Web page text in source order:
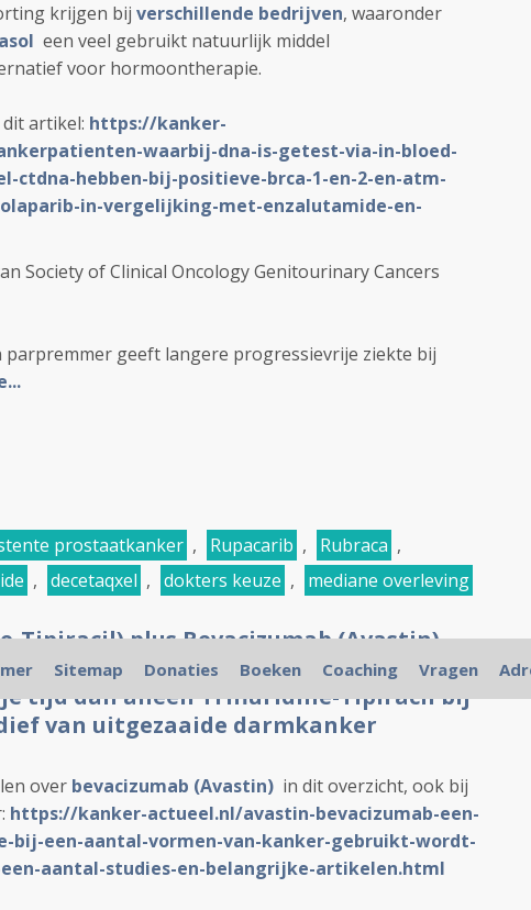
krijgen bij verschillende bedrijven, waaronder
een veel gebruikt natuurlijk middel
voor hormoontherapie.
artikel: https://kanker-
waarbij-dna-is-getest-via-in-bloed-
ctdna-hebben-bij-positieve-brca-1-en-2-en-atm-
in-vergelijking-met-enzalutamide-en-
Society of Clinical Oncology Genitourinary Cancers
parpremmer geeft langere progressievrije ziekte bij
prostaatkanker , Rupacarib , Rubraca ,
, decetaqxel , dokters keuze , mediane overleving
Tipiracil) plus Bevacizumab (Avastin)
overall overleving en
tijd dan alleen Trifluridine-Tipiracil bij
van uitgezaaide darmkanker
over bevacizumab (Avastin) in dit overzicht, ook bij
https://kanker-actueel.nl/avastin-bevacizumab-een-
bij-een-aantal-vormen-van-kanker-gebruikt-wordt-
aantal-studies-en-belangrijke-artikelen.html
Sitemap Donaties Boeken Coaching Vragen